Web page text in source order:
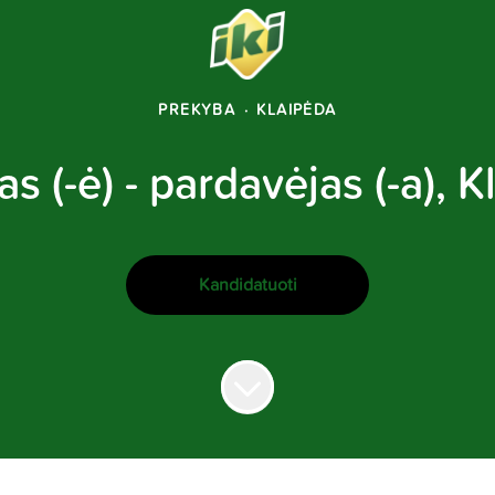
PREKYBA · KLAIPĖDA
(-ė) - pardavėjas (-a),
Kandidatuoti